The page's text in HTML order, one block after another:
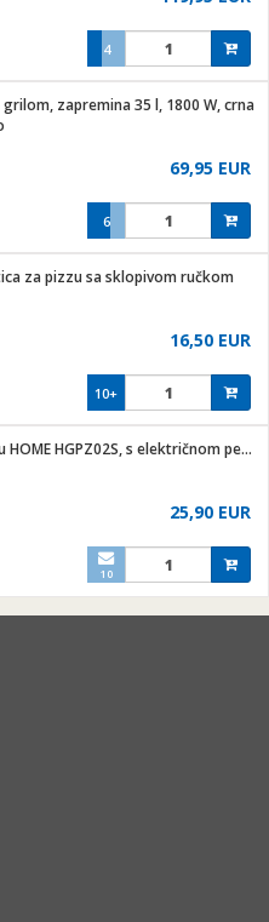
4
grilom, zapremina 35 l, 1800 W, crna
69,95 EUR
6
za pizzu sa sklopivom ručkom
16,50 EUR
10+
Kamen za pizzu HOME HGPZ02S, s električnom pećnicom za pizzu
25,90 EUR
10